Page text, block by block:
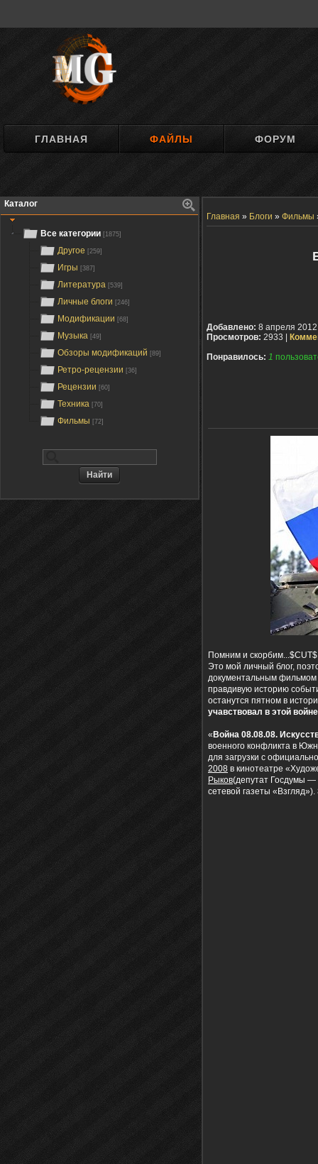
ГЛАВНАЯ ФАЙЛЫ ФОРУМ
Каталог
Все категории [1875]
Другое [259]
Игры [387]
Литература [539]
Личные блоги [246]
Модификации [68]
Музыка [49]
Обзоры модификаций [89]
Ретро-рецензии [36]
Рецензии [60]
Техника [70]
Фильмы [72]
Главная » Блоги » Фильмы
Добавлено: 8 апреля 2012
Просмотров: 2933 |
Понравилось: 1
Помним и скорбим...$CUT$
Это мой личный блог,
документальным фильмом
правдивую историю
останутся пятном в
учавствовал в этой войне
« Война 08.08.08.
военного конфликта в
для загрузки с
2008 в кинотеатре
Рыков(депутат Госдумы —
сетевой газеты «Взгляд»).